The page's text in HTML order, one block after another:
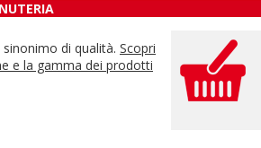
di qualità. Scopri
e la gamma dei prodotti